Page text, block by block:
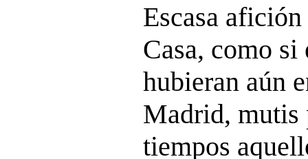
Escasa
Casa, como si
hubieran aún
Madrid, mutis
tiempos